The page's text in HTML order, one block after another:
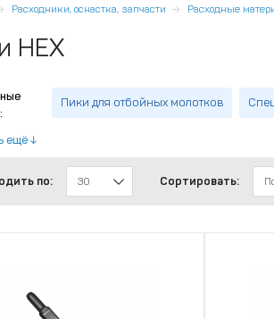
Расходники, оснастка, запчасти Расходные
HEX
Пики для отбойных молотков
ещё
по: 30 Сортировать: